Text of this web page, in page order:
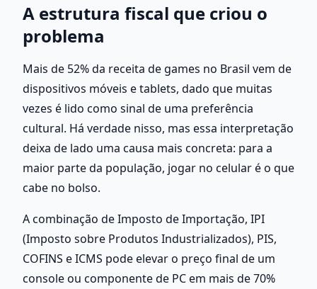
A estrutura fiscal que criou o
problema
Mais de 52% da receita de games no Brasil vem de
dispositivos móveis e tablets, dado que muitas
vezes é lido como sinal de uma preferência
cultural. Há verdade nisso, mas essa interpretação
deixa de lado uma causa mais concreta: para a
maior parte da população, jogar no celular é o que
cabe no bolso.
A combinação de Imposto de Importação, IPI
(Imposto sobre Produtos Industrializados), PIS,
COFINS e ICMS pode elevar o preço final de um
console ou componente de PC em mais de 70%